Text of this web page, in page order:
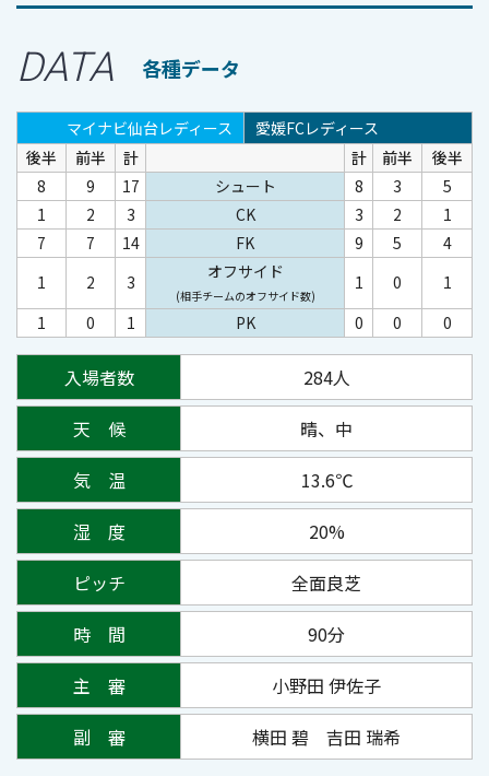
DATA 各種データ
マイナビ仙台レディース
愛媛FCレディース
後半
前半 計 計 前半
後半
8
9 17 シュート 8 3
5
1
2 3 CK 3 2
1
7
7 14 FK 9 5
4
1
2 3 オフサイド
(相手チームのオフサイド数)
1 0
1
1
0 1 PK 0 0 0
入場者数
284人
天 候
晴、中
気 温
13.6℃
湿 度
20%
ピッチ
全面良芝
時 間
90分
主 審
小野田 伊佐子
副 審
横田 碧 吉田 瑞希